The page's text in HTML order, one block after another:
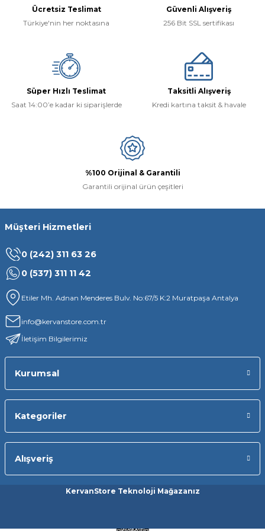
Ücretsiz Teslimat
Türkiye'nin her noktasına
Güvenli Alışveriş
256 Bit SSL sertifikası
Süper Hızlı Teslimat
Saat 14:00’e kadar ki siparişlerde
Taksitli Alışveriş
Kredi kartına taksit & havale
%100 Orijinal & Garantili
Garantili orijinal ürün çeşitleri
Müşteri Hizmetleri
0 (242) 311 63 26
0 (537) 311 11 42
Etiler Mh. Adnan Menderes Bulv. No:67/5 K:2 Muratpaşa Antalya
info@kervanstore.com.tr
İletişim Bilgilerimiz
Kurumsal
Kategoriler
Alışveriş
KervanStore Teknoloji Mağazanız